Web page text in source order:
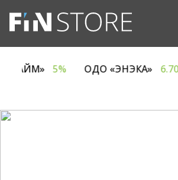
ЕВРОТАЙМ» 5% ОДО